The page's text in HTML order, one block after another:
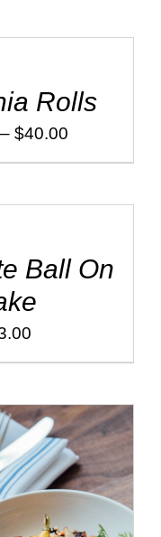
Rolls
– $40.00
Ball On